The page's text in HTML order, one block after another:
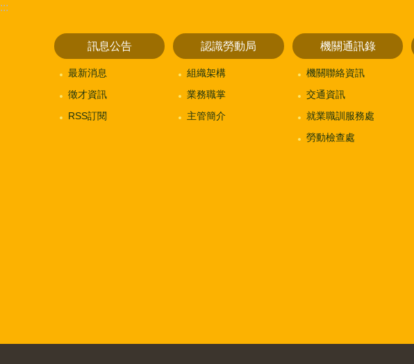
:::
訊息公告
最新消息
徵才資訊
RSS訂閱
認識勞動局
組織架構
業務職掌
主管簡介
機關通訊錄
機關聯絡資訊
交通資訊
就業職訓服務處
勞動檢查處